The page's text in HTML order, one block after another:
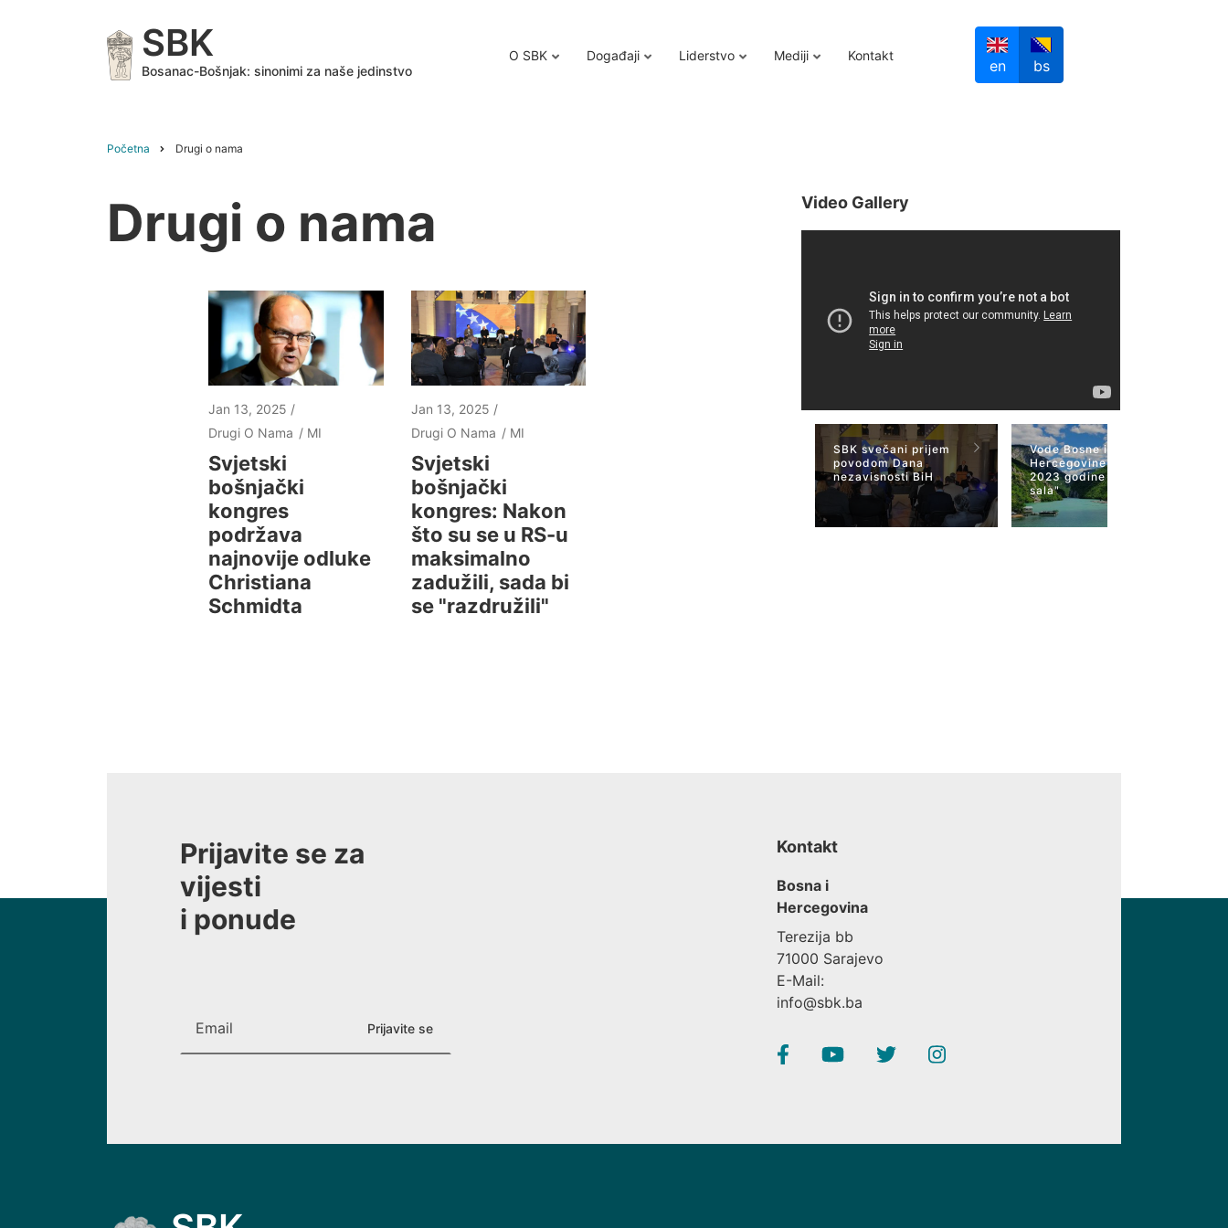
SBK
Bosanac-Bošnjak: sinonimi za naše jedinstvo
O SBK Događaji Liderstvo Mediji Kontakt
en bs
Početna Drugi o nama
Drugi o nama
Jan 13, 2025
Drugi O Nama
MI
Svjetski
bošnjački
kongres
podržava
najnovije odluke
Christiana
Schmidta
Jan 13, 2025
Drugi O Nama
MI
Svjetski
bošnjački
kongres: Nakon
što su se u RS-u
maksimalno
zadužili, sada bi
se "razdružili"
Video Gallery
SBK svečani prijem
povodom Dana
nezavisnosti BiH
Vode Bosne i
Hercegovine 22 mart
2023 godine "Plava
sala"
Prijavite se za
vijesti
i ponude
Kontakt
Bosna i
Hercegovina
Terezija bb
71000 Sarajevo
E-Mail:
info@sbk.ba